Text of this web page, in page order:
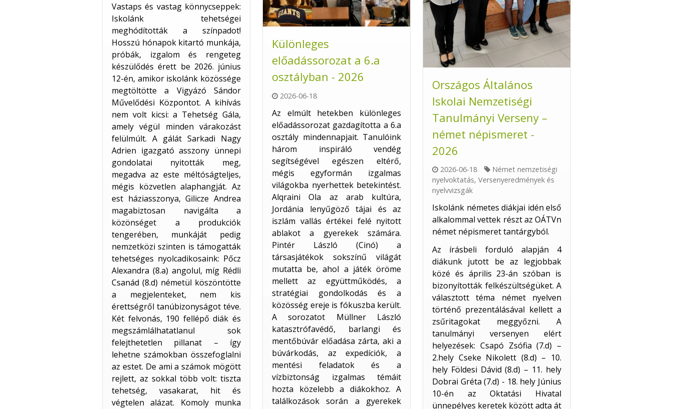
Vastaps és vastag könnycseppek:
Iskolánk tehetségei
meghódították a színpadot!
Hosszú hónapok kitartó munkája,
próbák, izgalom és rengeteg
készülődés érett be 2026. június
12-én, amikor iskolánk közössége
megtöltötte a Vigyázó Sándor
Művelődési Központot. A kihívás
nem volt kicsi: a Tehetség Gála,
amely végül minden várakozást
felülmúlt. A gálát Sarkadi Nagy
Adrien igazgató asszony ünnepi
gondolatai nyitották meg,
megadva az este méltóságteljes,
mégis közvetlen alaphangját. Az
est háziasszonya, Gilicze Andrea
magabiztosan navigálta a
közönséget a produkciók
tengerében, munkáját pedig
nemzetközi szinten is támogatták
tehetséges nyolcadikosaink: Pőcz
Alexandra (8.a) angolul, míg Rédli
Csanád (8.d) németül köszöntötte
a megjelenteket, nem kis
érettségről tanúbizonyságot téve.
Két felvonás, 190 fellépő diák és
megszámlálhatatlanul sok
felejthetetlen pillanat – így
lehetne számokban összefoglalni
az estet. De ami a számok mögött
rejlett, az sokkal több volt: tiszta
tehetség, vasakarat, hit és
végtelen alázat. Komoly munka
Különleges
előadássorozat a 6.a
osztályban - 2026
2026-06-18
Az elmúlt hetekben különleges
előadássorozat gazdagította a 6.a
osztály mindennapjait. Tanulóink
három inspiráló vendég
segítségével egészen eltérő,
mégis egyformán izgalmas
világokba nyerhettek betekintést.
Alqraini Ola az arab kultúra,
Jordánia lenyűgöző tájai és az
iszlám vallás értékei felé nyitott
ablakot a gyerekek számára.
Pintér László (Cinó) a
társasjátékok sokszínű világát
mutatta be, ahol a játék öröme
mellett az együttműködés, a
stratégiai gondolkodás és a
közösség ereje is fókuszba került.
A sorozatot Müllner László
katasztrófavédő, barlangi és
mentőbúvár előadása zárta, aki a
búvárkodás, az expedíciók, a
mentési feladatok és a
vízbiztonság izgalmas témáit
hozta közelebb a diákokhoz. A
találkozások során a gyerekek
Országos Általános
Iskolai Nemzetiségi
Tanulmányi Verseny –
német népismeret -
2026
2026-06-18
Német nemzetiségi
nyelvoktatás, Versenyeredmények és
nyelvvizsgák
Iskolánk németes diákjai idén első
alkalommal vettek részt az OÁTVn
német népismeret tantárgyból.
Az írásbeli forduló alapján 4
diákunk jutott be az legjobbak
közé és április 23-án szóban is
bizonyították felkészültségüket. A
választott téma német nyelven
történő prezentálásával kellett a
zsűritagokat meggyőzni. A
tanulmányi versenyen elért
helyezések: Csapó Zsófia (7.d) –
2.hely Cseke Nikolett (8.d) – 10.
hely Földesi Dávid (8.d) – 11. hely
Dobrai Gréta (7.d) - 18. hely Június
10-én az Oktatási Hivatal
ünnepélyes keretek között adta át